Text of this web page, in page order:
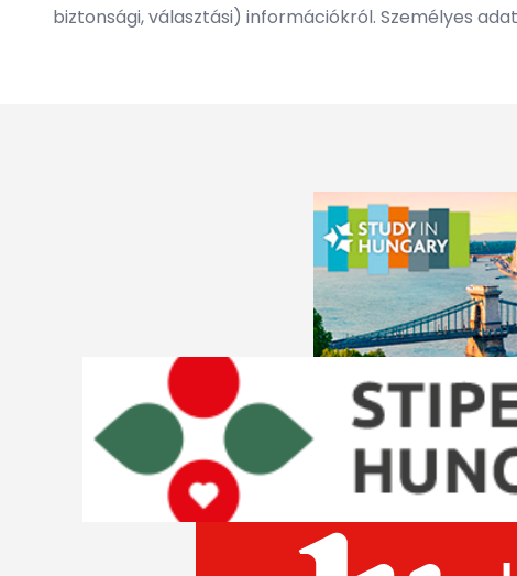
biztonsági, választási) információkról. Személyes